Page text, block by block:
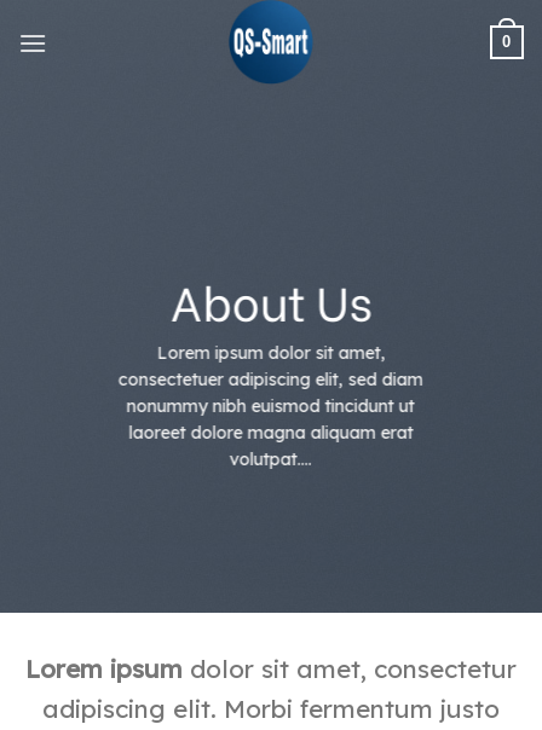
0
About Us
Lorem ipsum dolor sit amet,
consectetuer adipiscing elit, sed diam
nonummy nibh euismod tincidunt ut
laoreet dolore magna aliquam erat
volutpat….
Lorem ipsum dolor sit amet, consectetur
adipiscing elit. Morbi fermentum justo